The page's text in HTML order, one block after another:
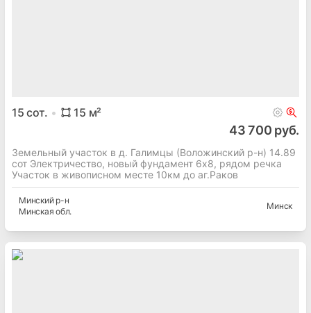
15 сот. 15 м²
43 700 руб.
Земельный участок в д. Галимцы (Воложинский р-н) 14.89
сот Электричество, новый фундамент 6х8, рядом речка
Участок в живописном месте 10км до аг.Раков
Минскийр-н
Минская обл.
Минск